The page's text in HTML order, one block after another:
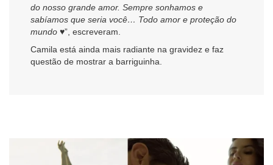
do nosso grande amor. Sempre sonhamos e
sabíamos que seria você… Todo amor e proteção do
mundo ♥️”, escreveram.
Camila está ainda mais radiante na gravidez e faz
questão de mostrar a barriguinha.